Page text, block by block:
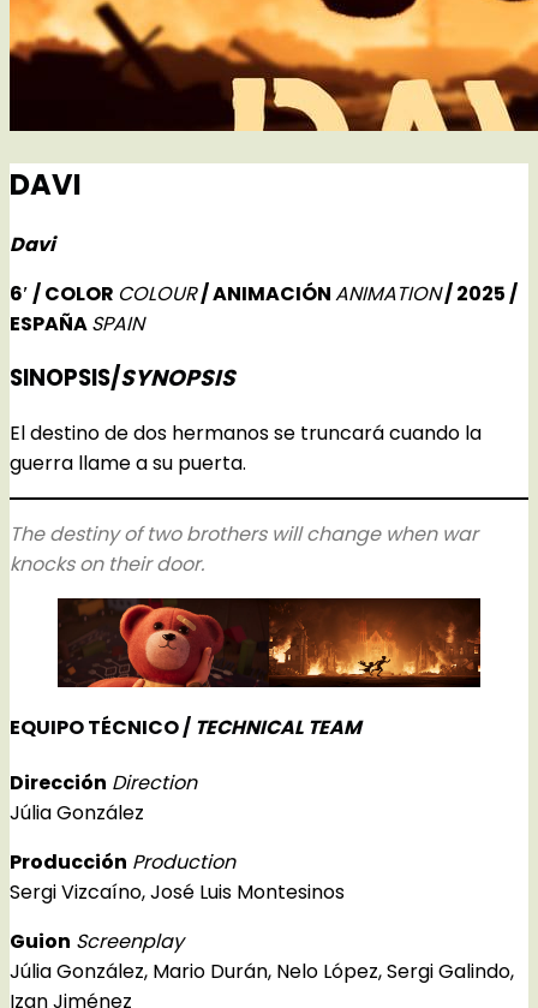
DAVI
Davi
6′ / COLOR COLOUR/ ANIMACIÓNANIMATION/ 2025 /
ESPAÑASPAIN
SINOPSIS/SYNOPSIS
El destino de dos hermanos se truncará cuando la
guerra llame a su puerta.
The destiny of two brothers will change when war
knocks on their door.
EQUIPO TÉCNICO / TECHNICAL TEAM
Dirección Direction
Júlia González
Producción Production
Sergi Vizcaíno, José Luis Montesinos
Guion Screenplay
Júlia González, Mario Durán, Nelo López, Sergi Galindo,
Izan Jiménez